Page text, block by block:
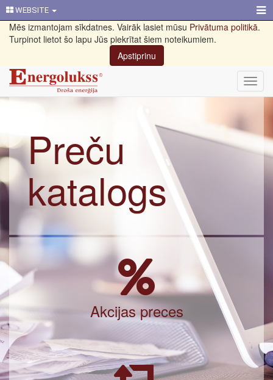
WEBSITE
Mēs izmantojam sīkdatnes. Vairāk lasiet mūsu Privātuma politikā.
Turpinot lietot šo lapu Jūs piekrītat šiem noteikumiem.
Apstiprinu
Preču
katalogs
Akcijas preces